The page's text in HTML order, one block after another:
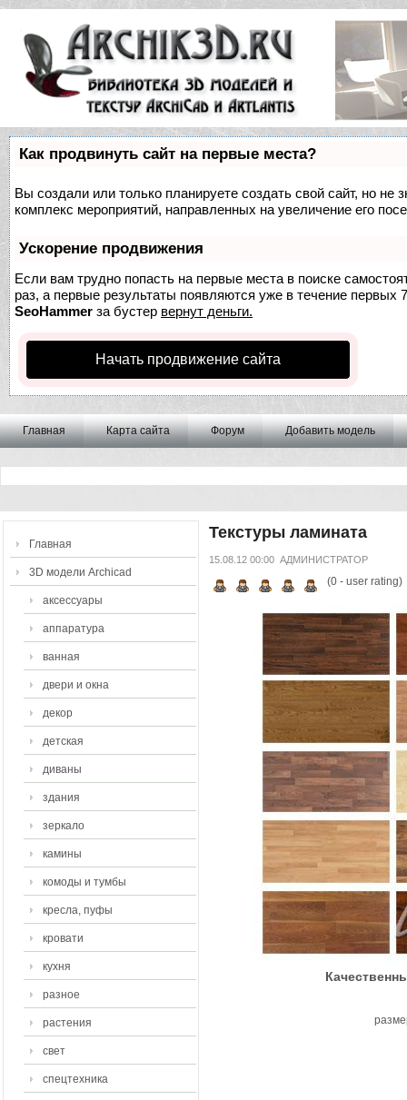
Как продвинуть сайт на первые места?
Вы создали или только планируете создать свой сайт, но не
комплекс мероприятий, направленных на увеличение его
Ускорение продвижения
Если вам трудно попасть на первые места в поиске
раз, а первые результаты появляются уже в течение первых
SeoHammer за бустер вернут деньги.
Начать продвижение сайта
Главная Карта сайта Форум Добавить модель
Главная
3D модели Archicad
аксессуары
аппаратура
ванная
двери и окна
декор
детская
диваны
здания
зеркало
камины
комоды и тумбы
кресла, пуфы
кровати
кухня
разное
растения
свет
спецтехника
Текстуры ламината
15.08.12 00:00 АДМИНИСТРАТОР
(0- user rating)